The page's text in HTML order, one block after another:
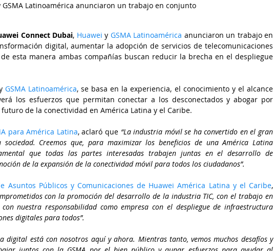
GSMA Latinoamérica anunciaron un trabajo en conjunto
Connect Dubai, Huawei y GSMA Latinoamérica anunciaron un trabajo en
digital, aumentar la adopción de servicios de telecomunicaciones
esta manera ambas compañías buscan reducir la brecha en el despliegue
GSMA Latinoamérica, se basa en la experiencia, el conocimiento y el alcance
los esfuerzos que permitan conectar a los desconectados y abogar por
de la conectividad en América Latina y el Caribe.
para América Latina, aclaró que “La industria móvil se ha convertido en el gran
Creemos que, para maximizar los beneficios de una América Latina
que todas las partes interesadas trabajen juntas en el desarrollo de
de la expansión de la conectividad móvil para todos los ciudadanos”.
Asuntos Públicos y Comunicaciones de Huawei América Latina y el Caribe,
con la promoción del desarrollo de la industria TIC, con el trabajo en
nuestra responsabilidad como empresa con el despliegue de infraestructura
digitales para todos”.
digital está con nosotros aquí y ahora. Mientras tanto, vemos muchos desafíos y